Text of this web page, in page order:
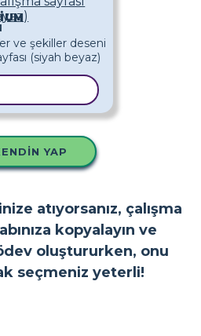
YAP
atıyorsanız, çalışma
kopyalayın ve
oluştururken, onu
seçmeniz yeterli!